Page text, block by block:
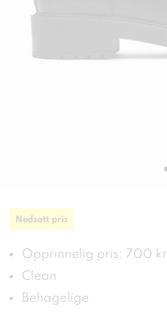
Nedsatt pris
Opprinnelig pris: 700 kr
Clean
Behagelige